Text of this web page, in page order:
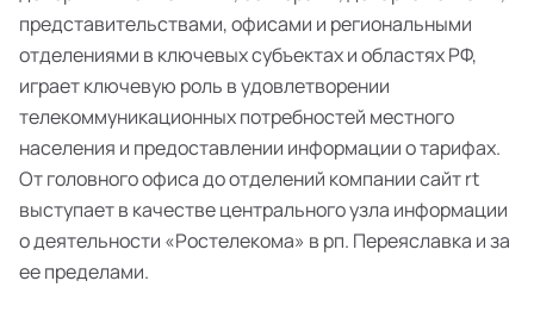
представительствами, офисами и региональными
отделениями в ключевых субъектах и областях РФ,
играет ключевую роль в удовлетворении
телекоммуникационных потребностей местного
населения и предоставлении информации о тарифах.
От головного офиса до отделений компании сайт rt
выступает в качестве центрального узла информации
о деятельности «Ростелекома» в рп. Переяславка и за
ее пределами.